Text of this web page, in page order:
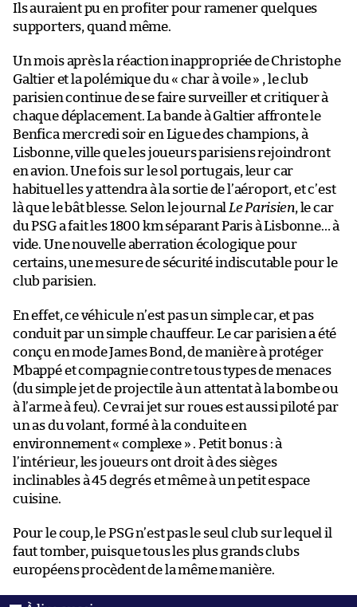
Ils auraient pu en profiter pour ramener quelques
supporters, quand même.
Un mois après la réaction inappropriée de Christophe
Galtier et la polémique du « char à voile » , le club
parisien continue de se faire surveiller et critiquer à
chaque déplacement. La bande à Galtier affronte le
Benfica mercredi soir en Ligue des champions, à
Lisbonne, ville que les joueurs parisiens rejoindront
en avion. Une fois sur le sol portugais, leur car
habituel les y attendra à la sortie de l’aéroport, et c’est
là que le bât blesse. Selon le journal Le Parisien, le car
du PSG a fait les 1800 km séparant Paris à Lisbonne… à
vide. Une nouvelle aberration écologique pour
certains, une mesure de sécurité indiscutable pour le
club parisien.
En effet, ce véhicule n’est pas un simple car, et pas
conduit par un simple chauffeur. Le car parisien a été
conçu en mode James Bond, de manière à protéger
Mbappé et compagnie contre tous types de menaces
(du simple jet de projectile à un attentat à la bombe ou
à l’arme à feu). Ce vrai jet sur roues est aussi piloté par
un as du volant, formé à la conduite en
environnement « complexe » . Petit bonus : à
l’intérieur, les joueurs ont droit à des sièges
inclinables à 45 degrés et même à un petit espace
cuisine.
Pour le coup, le PSG n’est pas le seul club sur lequel il
faut tomber, puisque tous les plus grands clubs
européens procèdent de la même manière.